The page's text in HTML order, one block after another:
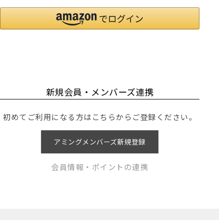
新規会員・メンバーズ連携
初めてご利用になる方はこちらからご登録ください。
アミングメンバーズ新規登録
会員情報・ポイントの連携